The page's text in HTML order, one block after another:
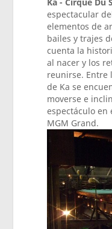
espectacular
elementos de
bailes y trajes
cuenta la
al nacer y los
reunirse. Entre
de Ka se
moverse e
espectáculo en
MGM Grand.